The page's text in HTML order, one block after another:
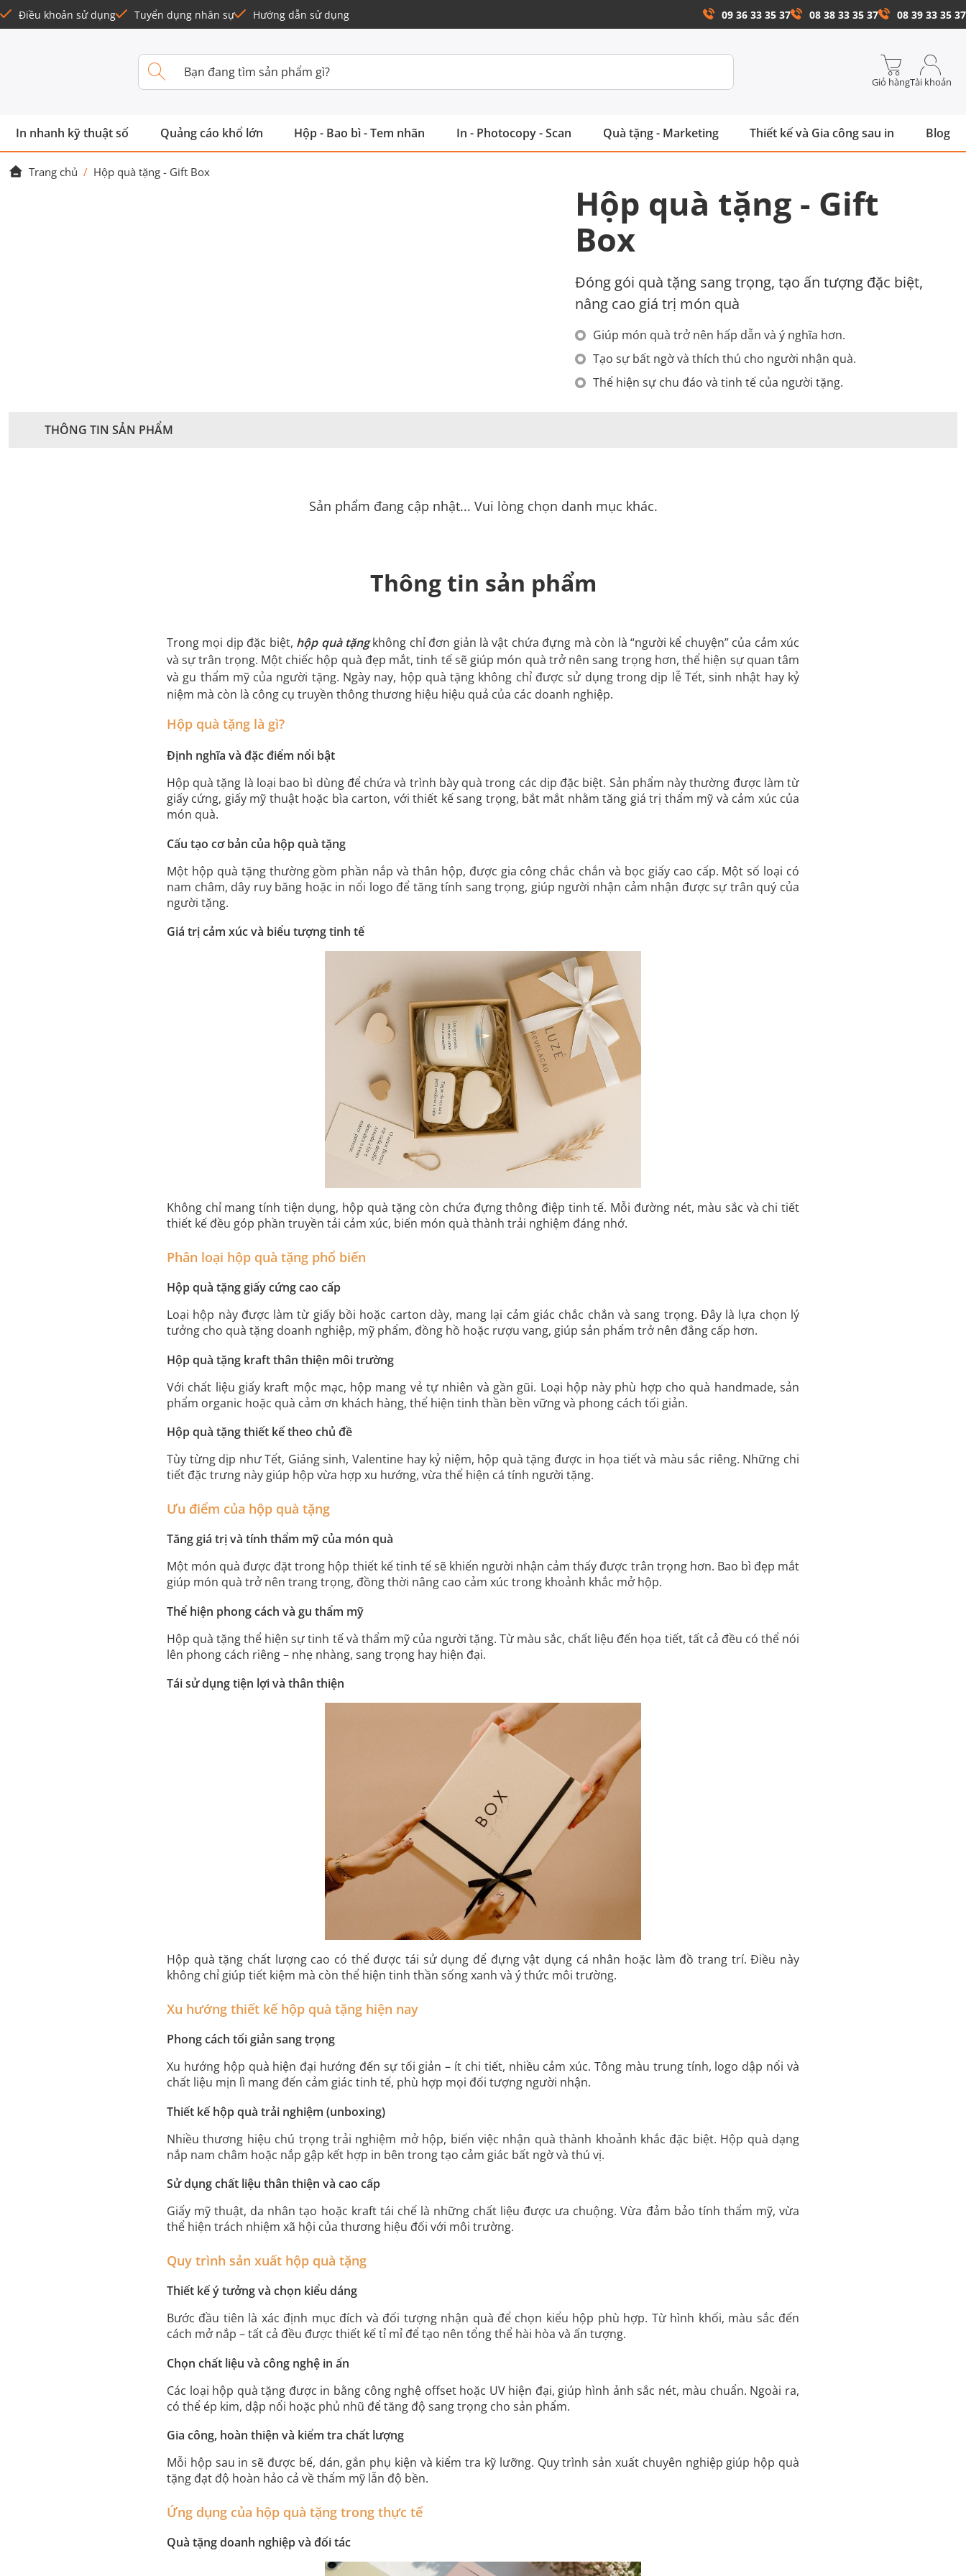
Điều khoản sử dụng Tuyển dụng nhân sự Hướng dẫn sử dụng 09 36 33 35 37 08 38 33 35 37 08 39 33 35 37
Giỏ hàngTài khoản
In nhanh kỹ thuật số Quảng cáo khổ lớn Hộp - Bao bì - Tem nhãn In - Photocopy - Scan Quà tặng - Marketing Thiết kế và Gia công sau in Blog
Trang chủ / Hộp quà tặng - Gift Box
Hộp quà tặng - Gift
Box
Đóng gói quà tặng sang trọng, tạo ấn tượng đặc biệt,
nâng cao giá trị món quà
Giúp món quà trở nên hấp dẫn và ý nghĩa hơn.
Tạo sự bất ngờ và thích thú cho người nhận quà.
Thể hiện sự chu đáo và tinh tế của người tặng.
THÔNG TIN SẢN PHẨM
Sản phẩm đang cập nhật... Vui lòng chọn danh mục khác.
Thông tin sản phẩm
Trong mọi dịp đặc biệt, hộp quà tặngkhông chỉ đơn giản là vật chứa đựng mà còn là “người kể chuyện” của cảm xúc
và sự trân trọng. Một chiếc hộp quà đẹp mắt, tinh tế sẽ giúp món quà trở nên sang trọng hơn, thể hiện sự quan tâm
và gu thẩm mỹ của người tặng. Ngày nay, hộp quà tặng không chỉ được sử dụng trong dịp lễ Tết, sinh nhật hay kỷ
niệm mà còn là công cụ truyền thông thương hiệu hiệu quả của các doanh nghiệp.
Hộp quà tặng là gì?
Định nghĩa và đặc điểm nổi bật
Hộp quà tặng là loại bao bì dùng để chứa và trình bày quà trong các dịp đặc biệt. Sản phẩm này thường được làm từ
giấy cứng, giấy mỹ thuật hoặc bìa carton, với thiết kế sang trọng, bắt mắt nhằm tăng giá trị thẩm mỹ và cảm xúc của
món quà.
Cấu tạo cơ bản của hộp quà tặng
Một hộp quà tặng thường gồm phần nắp và thân hộp, được gia công chắc chắn và bọc giấy cao cấp. Một số loại có
nam châm, dây ruy băng hoặc in nổi logo để tăng tính sang trọng, giúp người nhận cảm nhận được sự trân quý của
người tặng.
Giá trị cảm xúc và biểu tượng tinh tế
Không chỉ mang tính tiện dụng, hộp quà tặng còn chứa đựng thông điệp tinh tế. Mỗi đường nét, màu sắc và chi tiết
thiết kế đều góp phần truyền tải cảm xúc, biến món quà thành trải nghiệm đáng nhớ.
Phân loại hộp quà tặng phổ biến
Hộp quà tặng giấy cứng cao cấp
Loại hộp này được làm từ giấy bồi hoặc carton dày, mang lại cảm giác chắc chắn và sang trọng. Đây là lựa chọn lý
tưởng cho quà tặng doanh nghiệp, mỹ phẩm, đồng hồ hoặc rượu vang, giúp sản phẩm trở nên đẳng cấp hơn.
Hộp quà tặng kraft thân thiện môi trường
Với chất liệu giấy kraft mộc mạc, hộp mang vẻ tự nhiên và gần gũi. Loại hộp này phù hợp cho quà handmade, sản
phẩm organic hoặc quà cảm ơn khách hàng, thể hiện tinh thần bền vững và phong cách tối giản.
Hộp quà tặng thiết kế theo chủ đề
Tùy từng dịp như Tết, Giáng sinh, Valentine hay kỷ niệm, hộp quà tặng được in họa tiết và màu sắc riêng. Những chi
tiết đặc trưng này giúp hộp vừa hợp xu hướng, vừa thể hiện cá tính người tặng.
Ưu điểm của hộp quà tặng
Tăng giá trị và tính thẩm mỹ của món quà
Một món quà được đặt trong hộp thiết kế tinh tế sẽ khiến người nhận cảm thấy được trân trọng hơn. Bao bì đẹp mắt
giúp món quà trở nên trang trọng, đồng thời nâng cao cảm xúc trong khoảnh khắc mở hộp.
Thể hiện phong cách và gu thẩm mỹ
Hộp quà tặng thể hiện sự tinh tế và thẩm mỹ của người tặng. Từ màu sắc, chất liệu đến họa tiết, tất cả đều có thể nói
lên phong cách riêng – nhẹ nhàng, sang trọng hay hiện đại.
Tái sử dụng tiện lợi và thân thiện
Hộp quà tặng chất lượng cao có thể được tái sử dụng để đựng vật dụng cá nhân hoặc làm đồ trang trí. Điều này
không chỉ giúp tiết kiệm mà còn thể hiện tinh thần sống xanh và ý thức môi trường.
Xu hướng thiết kế hộp quà tặng hiện nay
Phong cách tối giản sang trọng
Xu hướng hộp quà hiện đại hướng đến sự tối giản – ít chi tiết, nhiều cảm xúc. Tông màu trung tính, logo dập nổi và
chất liệu mịn lì mang đến cảm giác tinh tế, phù hợp mọi đối tượng người nhận.
Thiết kế hộp quà trải nghiệm (unboxing)
Nhiều thương hiệu chú trọng trải nghiệm mở hộp, biến việc nhận quà thành khoảnh khắc đặc biệt. Hộp quà dạng
nắp nam châm hoặc nắp gập kết hợp in bên trong tạo cảm giác bất ngờ và thú vị.
Sử dụng chất liệu thân thiện và cao cấp
Giấy mỹ thuật, da nhân tạo hoặc kraft tái chế là những chất liệu được ưa chuộng. Vừa đảm bảo tính thẩm mỹ, vừa
thể hiện trách nhiệm xã hội của thương hiệu đối với môi trường.
Quy trình sản xuất hộp quà tặng
Thiết kế ý tưởng và chọn kiểu dáng
Bước đầu tiên là xác định mục đích và đối tượng nhận quà để chọn kiểu hộp phù hợp. Từ hình khối, màu sắc đến
cách mở nắp – tất cả đều được thiết kế tỉ mỉ để tạo nên tổng thể hài hòa và ấn tượng.
Chọn chất liệu và công nghệ in ấn
Các loại hộp quà tặng được in bằng công nghệ offset hoặc UV hiện đại, giúp hình ảnh sắc nét, màu chuẩn. Ngoài ra,
có thể ép kim, dập nổi hoặc phủ nhũ để tăng độ sang trọng cho sản phẩm.
Gia công, hoàn thiện và kiểm tra chất lượng
Mỗi hộp sau in sẽ được bế, dán, gắn phụ kiện và kiểm tra kỹ lưỡng. Quy trình sản xuất chuyên nghiệp giúp hộp quà
tặng đạt độ hoàn hảo cả về thẩm mỹ lẫn độ bền.
Ứng dụng của hộp quà tặng trong thực tế
Quà tặng doanh nghiệp và đối tác